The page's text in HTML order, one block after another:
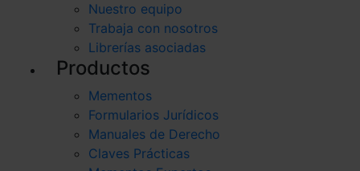
Nuestro equipo
Trabaja con nosotros
Librerías asociadas
Productos
Mementos
Formularios Jurídicos
Manuales de Derecho
Claves Prácticas